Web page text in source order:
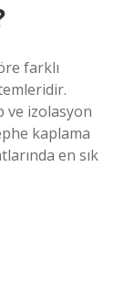
farklı
ve izolasyon
kaplama
en sık